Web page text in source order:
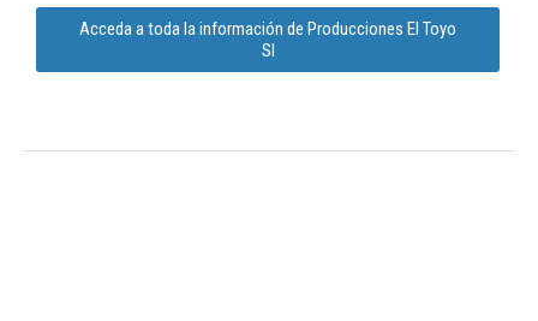
Acceda a toda la información de Producciones El Toyo
Sl